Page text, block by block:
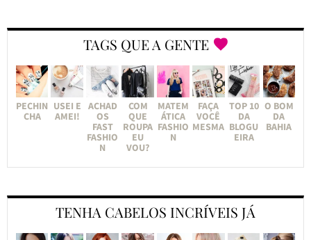
TAGS QUE A GENTE
PECHIN
CHA
USEI E
AMEI!
ACHAD
OS
FAST
FASHIO
N
COM
QUE
ROUPA
EU
VOU?
MATEM
ÁTICA
FASHIO
N
FAÇA
VOCÊ
MESMA
TOP 10
DA
BLOGU
EIRA
O BOM
DA
BAHIA
TENHA CABELOS INCRÍVEIS JÁ